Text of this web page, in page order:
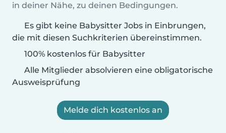
in deiner Nähe, zu deinen Bedingungen.
Es gibt keine Babysitter Jobs in Einbrungen,
die mit diesen Suchkriterien übereinstimmen.
100% kostenlos für Babysitter
Alle Mitglieder absolvieren eine obligatorische
Ausweisprüfung
Melde dich kostenlos an